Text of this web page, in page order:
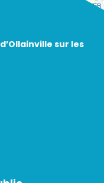
A3 WEB
sur les